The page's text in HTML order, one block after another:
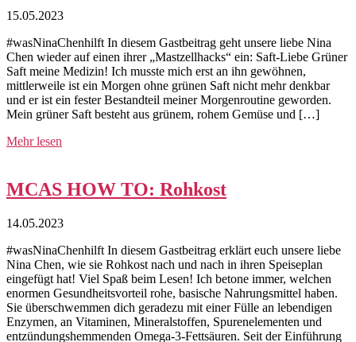
15.05.2023
#wasNinaChenhilft In diesem Gastbeitrag geht unsere liebe Nina
Chen wieder auf einen ihrer „Mastzellhacks“ ein: Saft-Liebe Grüner
Saft meine Medizin! Ich musste mich erst an ihn gewöhnen,
mittlerweile ist ein Morgen ohne grünen Saft nicht mehr denkbar
und er ist ein fester Bestandteil meiner Morgenroutine geworden.
Mein grüner Saft besteht aus grünem, rohem Gemüse und […]
Mehr lesen
MCAS HOW TO: Rohkost
14.05.2023
#wasNinaChenhilft In diesem Gastbeitrag erklärt euch unsere liebe
Nina Chen, wie sie Rohkost nach und nach in ihren Speiseplan
eingefügt hat! Viel Spaß beim Lesen! Ich betone immer, welchen
enormen Gesundheitsvorteil rohe, basische Nahrungsmittel haben.
Sie überschwemmen dich geradezu mit einer Fülle an lebendigen
Enzymen, an Vitaminen, Mineralstoffen, Spurenelementen und
entzündungshemmenden Omega-3-Fettsäuren. Seit der Einführung